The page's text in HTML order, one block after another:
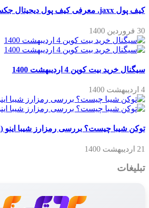
کیف پول jaxx. معرفی کیف پول دیجیتال جکس
30 فروردین 1400
سیگنال خرید بیت کوین 4 اردیبهشت 1400
4 اردیبهشت 1400
توکن شیبا چیست؟ بررسی رمزارز شیبا اینو (Shiba Inu) یا SHIB
21 اردیبهشت 1400
تبلیغات